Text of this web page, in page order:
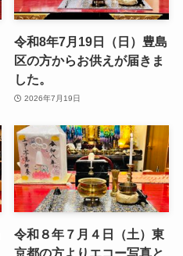
令和8年7月19日（日）豊島
区の方からお供えが届きま
した。
2026年7月19日
令和８年７月４日（土）東
京都の方よりエコー写真と